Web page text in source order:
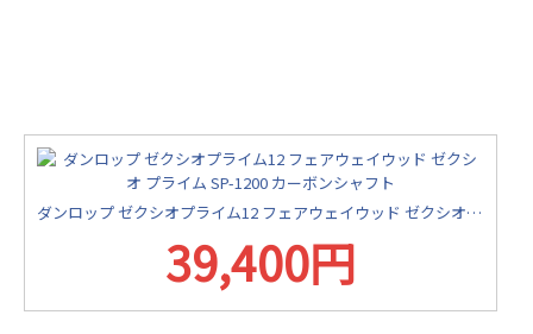
ダンロップ ゼクシオプライム12 フェアウェイウッド ゼクシオ プライム SP-1200 カーボンシャフト
39,400円